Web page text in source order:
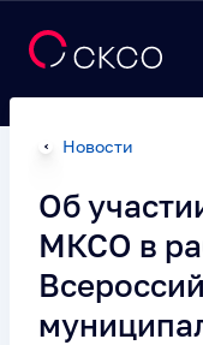
Новости
Об
МКСО в